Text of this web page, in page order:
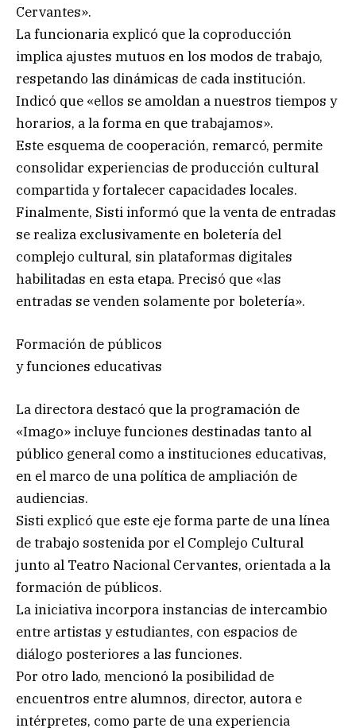
Cervantes».
La funcionaria explicó que la coproducción
implica ajustes mutuos en los modos de trabajo,
respetando las dinámicas de cada institución.
Indicó que «ellos se amoldan a nuestros tiempos y
horarios, a la forma en que trabajamos».
Este esquema de cooperación, remarcó, permite
consolidar experiencias de producción cultural
compartida y fortalecer capacidades locales.
Finalmente, Sisti informó que la venta de entradas
se realiza exclusivamente en boletería del
complejo cultural, sin plataformas digitales
habilitadas en esta etapa. Precisó que «las
entradas se venden solamente por boletería».
Formación de públicos
y funciones educativas
La directora destacó que la programación de
«Imago» incluye funciones destinadas tanto al
público general como a instituciones educativas,
en el marco de una política de ampliación de
audiencias.
Sisti explicó que este eje forma parte de una línea
de trabajo sostenida por el Complejo Cultural
junto al Teatro Nacional Cervantes, orientada a la
formación de públicos.
La iniciativa incorpora instancias de intercambio
entre artistas y estudiantes, con espacios de
diálogo posteriores a las funciones.
Por otro lado, mencionó la posibilidad de
encuentros entre alumnos, director, autora e
intérpretes, como parte de una experiencia